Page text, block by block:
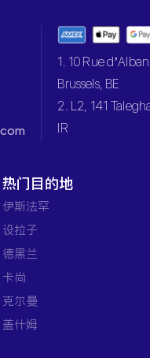
1. 10 Rue
Brussels, BE
2. L2, 141
IR
热门目的地
伊斯法罕
设拉子
德黑兰
卡尚
克尔曼
盖什姆